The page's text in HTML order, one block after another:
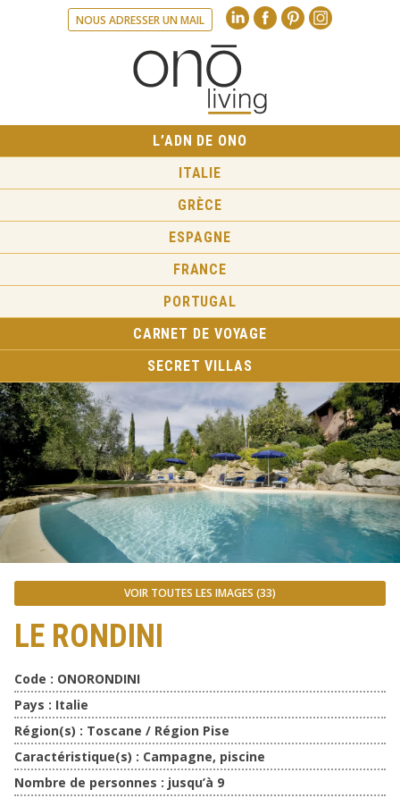
NOUS ADRESSER UN MAIL Linkedin
L’ADN DE ONO
ITALIE
GRÈCE
ESPAGNE
FRANCE
PORTUGAL
CARNET DE VOYAGE
SECRET VILLAS
VOIR TOUTES LES IMAGES (33)
LE RONDINI
Code : ONORONDINI
Pays : Italie
Région(s) : Toscane / Région Pise
Caractéristique(s) : Campagne, piscine
Nombre de personnes : jusqu’à 9